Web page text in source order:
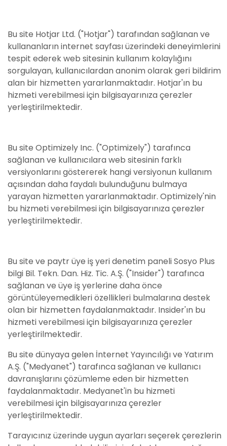
Bu site Hotjar Ltd. ("Hotjar") tarafından sağlanan ve
kullananların internet sayfası üzerindeki deneyimlerini
tespit ederek web sitesinin kullanım kolaylığını
sorgulayan, kullanıcılardan anonim olarak geri bildirim
alan bir hizmetten yararlanmaktadır. Hotjar'ın bu
hizmeti verebilmesi için bilgisayarınıza çerezler
yerleştirilmektedir.
Bu site Optimizely Inc. ("Optimizely") tarafınca
sağlanan ve kullanıcılara web sitesinin farklı
versiyonlarını göstererek hangi versiyonun kullanım
açısından daha faydalı bulunduğunu bulmaya
yarayan hizmetten yararlanmaktadır. Optimizely'nin
bu hizmeti verebilmesi için bilgisayarınıza çerezler
yerleştirilmektedir.
Bu site ve paytr üye iş yeri denetim paneli Sosyo Plus
bilgi Bil. Tekn. Dan. Hiz. Tic. A.Ş. ("Insider") tarafınca
sağlanan ve üye iş yerlerine daha önce
görüntüleyemedikleri özellikleri bulmalarına destek
olan bir hizmetten faydalanmaktadır. Insider'ın bu
hizmeti verebilmesi için bilgisayarınıza çerezler
yerleştirilmektedir.
Bu site dünyaya gelen İnternet Yayıncılığı ve Yatırım
A.Ş. ("Medyanet") tarafınca sağlanan ve kullanıcı
davranışlarını çözümleme eden bir hizmetten
faydalanmaktadır. Medyanet'in bu hizmeti
verebilmesi için bilgisayarınıza çerezler
yerleştirilmektedir.
Tarayıcınız üzerinde uygun ayarları seçerek çerezlerin